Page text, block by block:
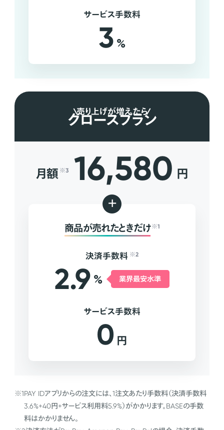
サービス手数料
3 %
売り上げが増えたら
グロースプラン
月額 ※3 16,580 円
+
商品が売れたときだけ ※1
決済手数料 ※2
2.9 % 業界最安水準
サービス手数料
0 円
※1PAY IDアプリからの注文には、1注文あたり手数料（決済手数料
3.6%+40円+サービス利用料5.9%）がかかります。BASEの手数
料はかかりません。